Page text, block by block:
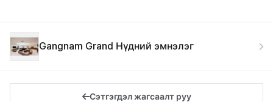
Gangnam Grand Нүдний эмнэлэг
Сэтгэгдэл жагсаалт руу